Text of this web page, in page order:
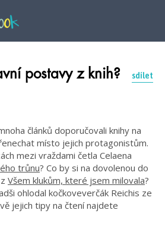
postavy z knih? sdílet
článků doporučovali knihy na
místo jejich protagonistům.
mezi vraždami četla Celaena
trůnu? Co by si na dovolenou do
Všem klukům, které jsem milovala?
ohlodal kočkoveverčák Reichis ze
jejich tipy na čtení najdete